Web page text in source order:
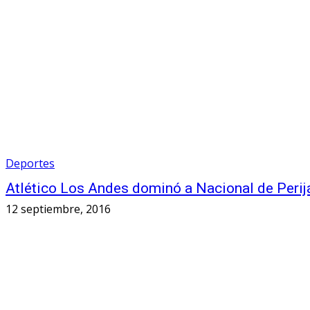
Deportes
Atlético Los Andes dominó a Nacional de
12 septiembre, 2016